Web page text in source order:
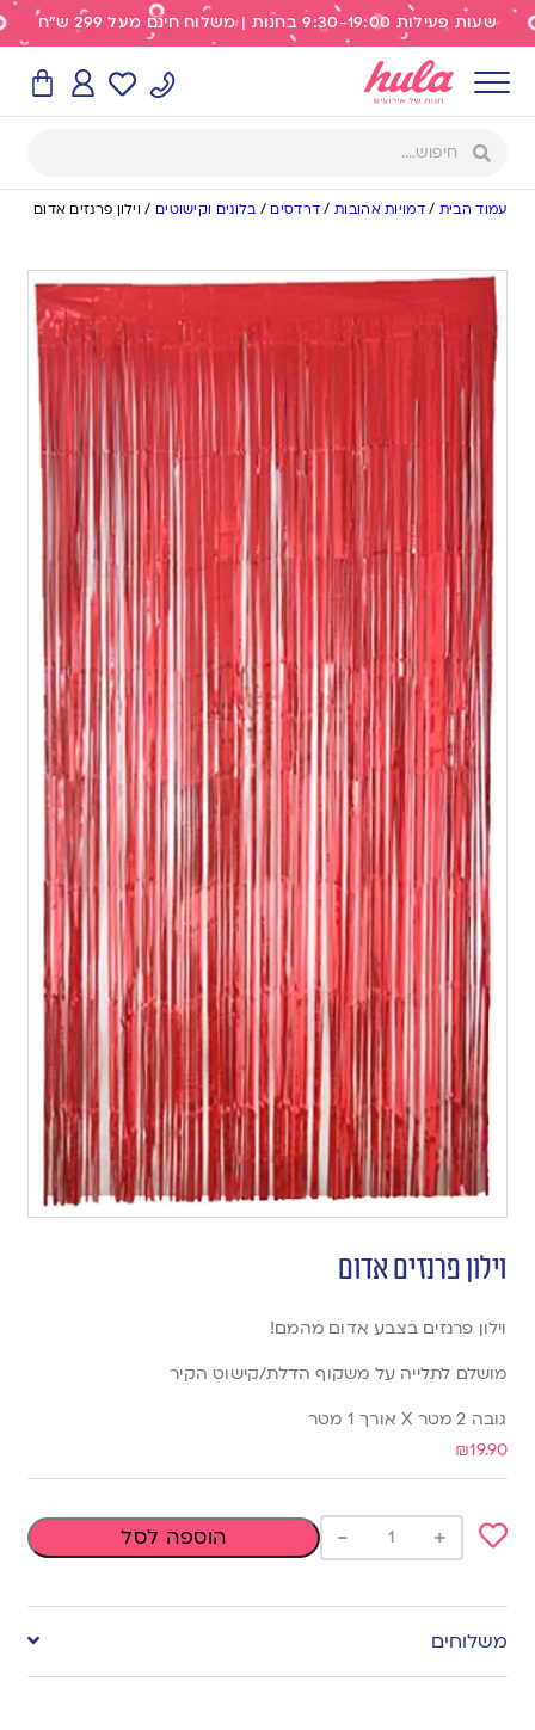
שעות פעילות 9:30-19:00 בחנות | משלוח חינם מעל 299 ש"ח
עמוד הבית /דמויות אהובות/ דרדסים /בלונים וקישוטים / וילון פרנזים אדום
וילון פרנזים אדום
וילון פרנזים בצבע אדום מהמם!
מושלם לתלייה על משקוף הדלת/קישוט הקיר
גובה 2 מטר X אורך 1 מטר
₪19.90
to
wishlist
+
- הוספה לסל
משלוחים